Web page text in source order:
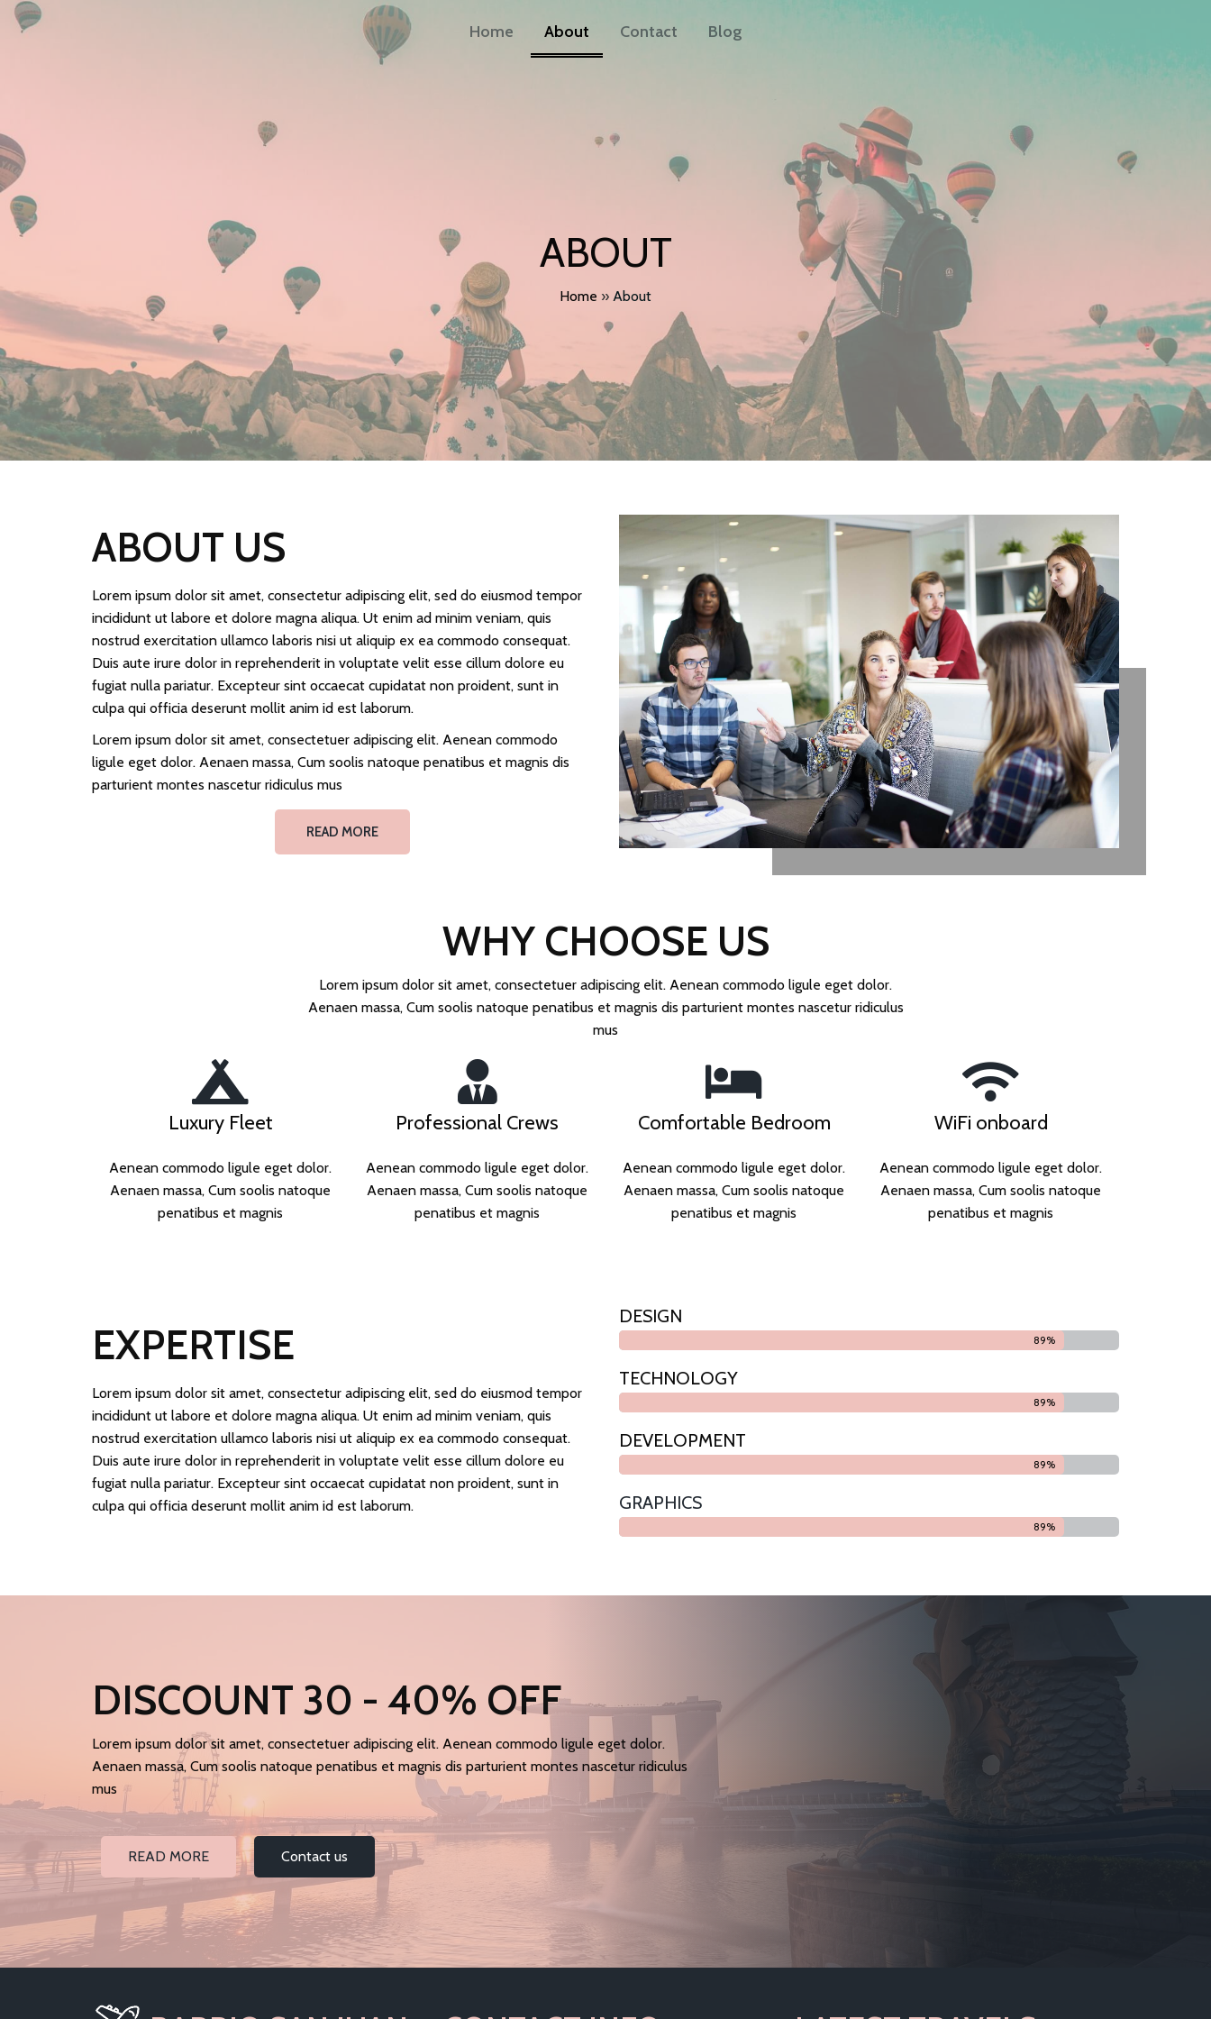
Home About Contact Blog
ABOUT
Home » About
ABOUT US
Lorem ipsum dolor sit amet, consectetur adipiscing elit, sed do eiusmod tempor
incididunt ut labore et dolore magna aliqua. Ut enim ad minim veniam, quis
nostrud exercitation ullamco laboris nisi ut aliquip ex ea commodo consequat.
Duis aute irure dolor in reprehenderit in voluptate velit esse cillum dolore eu
fugiat nulla pariatur. Excepteur sint occaecat cupidatat non proident, sunt in
culpa qui officia deserunt mollit anim id est laborum.
Lorem ipsum dolor sit amet, consectetuer adipiscing elit. Aenean commodo
ligule eget dolor. Aenaen massa, Cum soolis natoque penatibus et magnis dis
parturient montes nascetur ridiculus mus
READ MORE
WHY CHOOSE US
Lorem ipsum dolor sit amet, consectetuer adipiscing elit. Aenean commodo ligule eget dolor.
Aenaen massa, Cum soolis natoque penatibus et magnis dis parturient montes nascetur ridiculus
mus
Luxury Fleet
Aenean commodo ligule eget dolor.
Aenaen massa, Cum soolis natoque
penatibus et magnis
Professional Crews
Aenean commodo ligule eget dolor.
Aenaen massa, Cum soolis natoque
penatibus et magnis
Comfortable Bedroom
Aenean commodo ligule eget dolor.
Aenaen massa, Cum soolis natoque
penatibus et magnis
WiFi onboard
Aenean commodo ligule eget dolor.
Aenaen massa, Cum soolis natoque
penatibus et magnis
EXPERTISE
Lorem ipsum dolor sit amet, consectetur adipiscing elit, sed do eiusmod tempor
incididunt ut labore et dolore magna aliqua. Ut enim ad minim veniam, quis
nostrud exercitation ullamco laboris nisi ut aliquip ex ea commodo consequat.
Duis aute irure dolor in reprehenderit in voluptate velit esse cillum dolore eu
fugiat nulla pariatur. Excepteur sint occaecat cupidatat non proident, sunt in
culpa qui officia deserunt mollit anim id est laborum.
DESIGN
90%
TECHNOLOGY
90%
DEVELOPMENT
90%
GRAPHICS
90%
DISCOUNT 30 - 40% OFF
Lorem ipsum dolor sit amet, consectetuer adipiscing elit. Aenean commodo ligule eget dolor.
Aenaen massa, Cum soolis natoque penatibus et magnis dis parturient montes nascetur ridiculus
mus
READ MORE Contact us